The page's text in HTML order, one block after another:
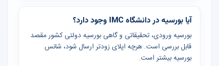
آیا بورسیه در دانشگاه IMC وجود دارد؟
بورسیه ورودی، تحقیقاتی و گاهی بورسیه دولتی کشور مقصد
قابل بررسی است. هرچه اپلای زودتر ارسال شود، شانس
بورسیه بیشتر است.